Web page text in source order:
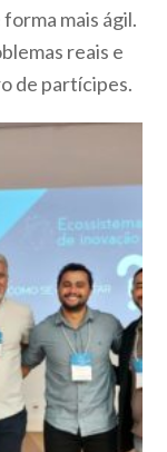
mais ágil.
reais e
de partícipes.